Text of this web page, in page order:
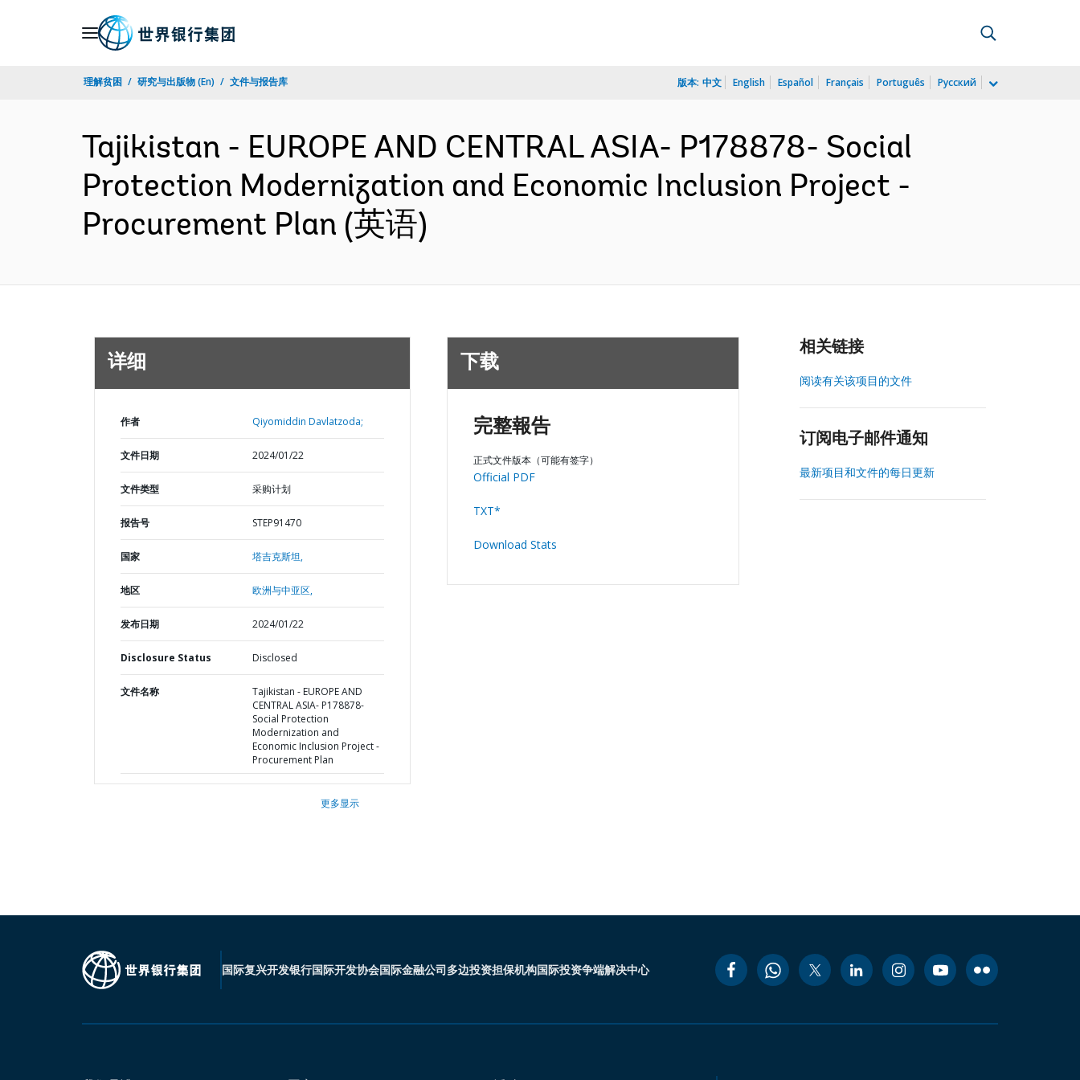
理解贫困 研究与出版物 (En) 文件与报告库 版本: 中文 English Español Français Português Русский
Tajikistan - EUROPE AND CENTRAL ASIA- P178878- Social
Protection Modernization and Economic Inclusion Project -
Procurement Plan (英语)
详细
作者 Qiyomiddin Davlatzoda;
文件日期 2024/01/22
文件类型 采购计划
报告号 STEP91470
国家 塔吉克斯坦,
地区 欧洲与中亚区,
发布日期 2024/01/22
Disclosure Status Disclosed
文件名称
Tajikistan - EUROPE AND
CENTRAL ASIA- P178878-
Social Protection
Modernization and
Economic Inclusion Project -
Procurement Plan
更多显示
下载
完整報告
正式文件版本（可能有签字）
Official PDF
TXT*
Download Stats
相关链接
阅读有关该项目的文件
订阅电子邮件通知
最新项目和文件的每日更新
国际复兴开发银行国际开发协会国际金融公司多边投资担保机构国际投资争端解决中心